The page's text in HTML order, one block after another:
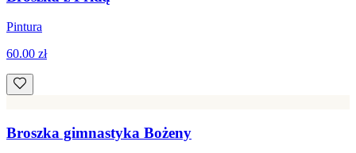
Pintura
60.00 zł
Broszka gimnastyka Bożeny